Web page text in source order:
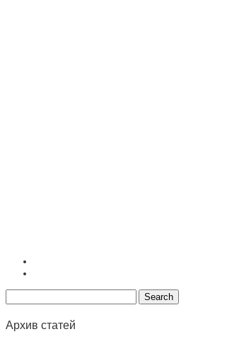
Архив статей